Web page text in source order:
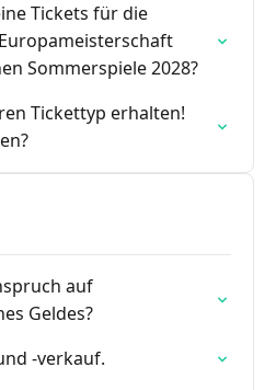
Tickets für die
Sommerspiele 2028?
Tickettyp erhalten!
auf
Geldes?
-verkauf.